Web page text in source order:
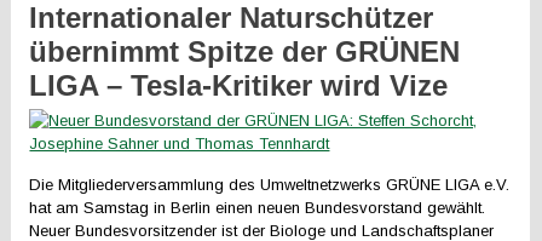
Internationaler Naturschützer
übernimmt Spitze der GRÜNEN
LIGA – Tesla-Kritiker wird Vize
Die Mitgliederversammlung des Umweltnetzwerks GRÜNE LIGA e.V.
hat am Samstag in Berlin einen neuen Bundesvorstand gewählt.
Neuer Bundesvorsitzender ist der Biologe und Landschaftsplaner